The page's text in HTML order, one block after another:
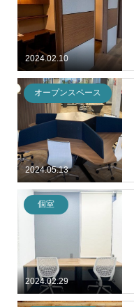
2024.02.10
2024.05.13
オープンスペース
2024.02.29
個室